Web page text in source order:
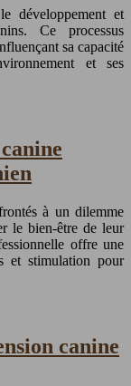
développement et
Ce processus
sa capacité
et ses
à un dilemme
le bien-être de leur
offre une
et stimulation pour
canine